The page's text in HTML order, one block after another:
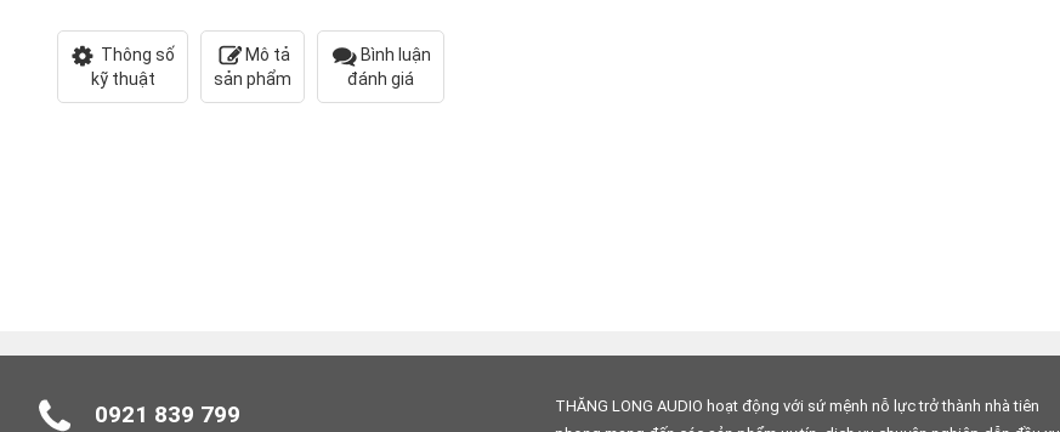
Thông số
kỹ thuật
Mô tả
sản phẩm
Bình luận
đánh giá
0921 839 799
THĂNG LONG AUDIO hoạt động với sứ mệnh nỗ lực trở thành nhà tiên